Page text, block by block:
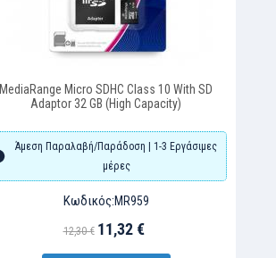
MediaRange Micro SDHC Class 10 With SD
Adaptor 32 GB (High Capacity)
Άμεση Παραλαβή/Παράδοση | 1-3 Εργάσιμες
μέρες
Κωδικός:MR959
12,30 € 11,32 €